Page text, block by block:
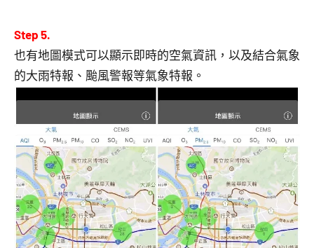
Step 5.
也有地圖模式可以顯示即時的空氣資訊，以及結合氣象
的大雨特報、颱風警報等氣象特報。